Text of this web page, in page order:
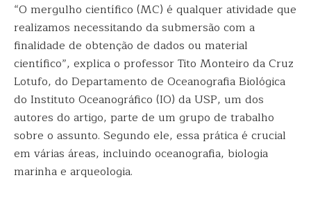
“O mergulho científico (MC) é qualquer atividade que
realizamos necessitando da submersão com a
finalidade de obtenção de dados ou material
científico”, explica o professor Tito Monteiro da Cruz
Lotufo, do Departamento de Oceanografia Biológica
do Instituto Oceanográfico (IO) da USP, um dos
autores do artigo, parte de um grupo de trabalho
sobre o assunto. Segundo ele, essa prática é crucial
em várias áreas, incluindo oceanografia, biologia
marinha e arqueologia.